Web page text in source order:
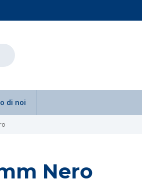
di noi
Nero